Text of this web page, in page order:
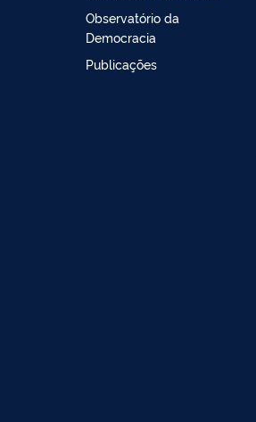
Observatório da
Democracia
Publicações